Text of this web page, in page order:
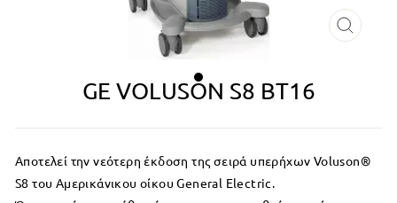
GE VOLUSON S8 BT16
Αποτελεί την νεότερη έκδοση της σειρά υπερήχων Voluson®
S8 του Αμερικάνικου οίκου General Electric.